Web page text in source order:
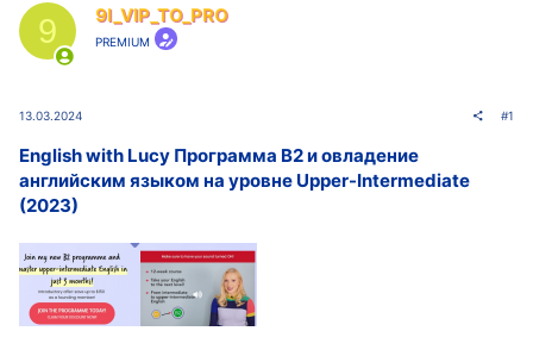
а
9 9l_VIP_TO_PRO
PREMIUM
13.03.2024 #1
English with Lucy Программа B2 и овладение
английским языком на уровне Upper-Intermediate
(2023)